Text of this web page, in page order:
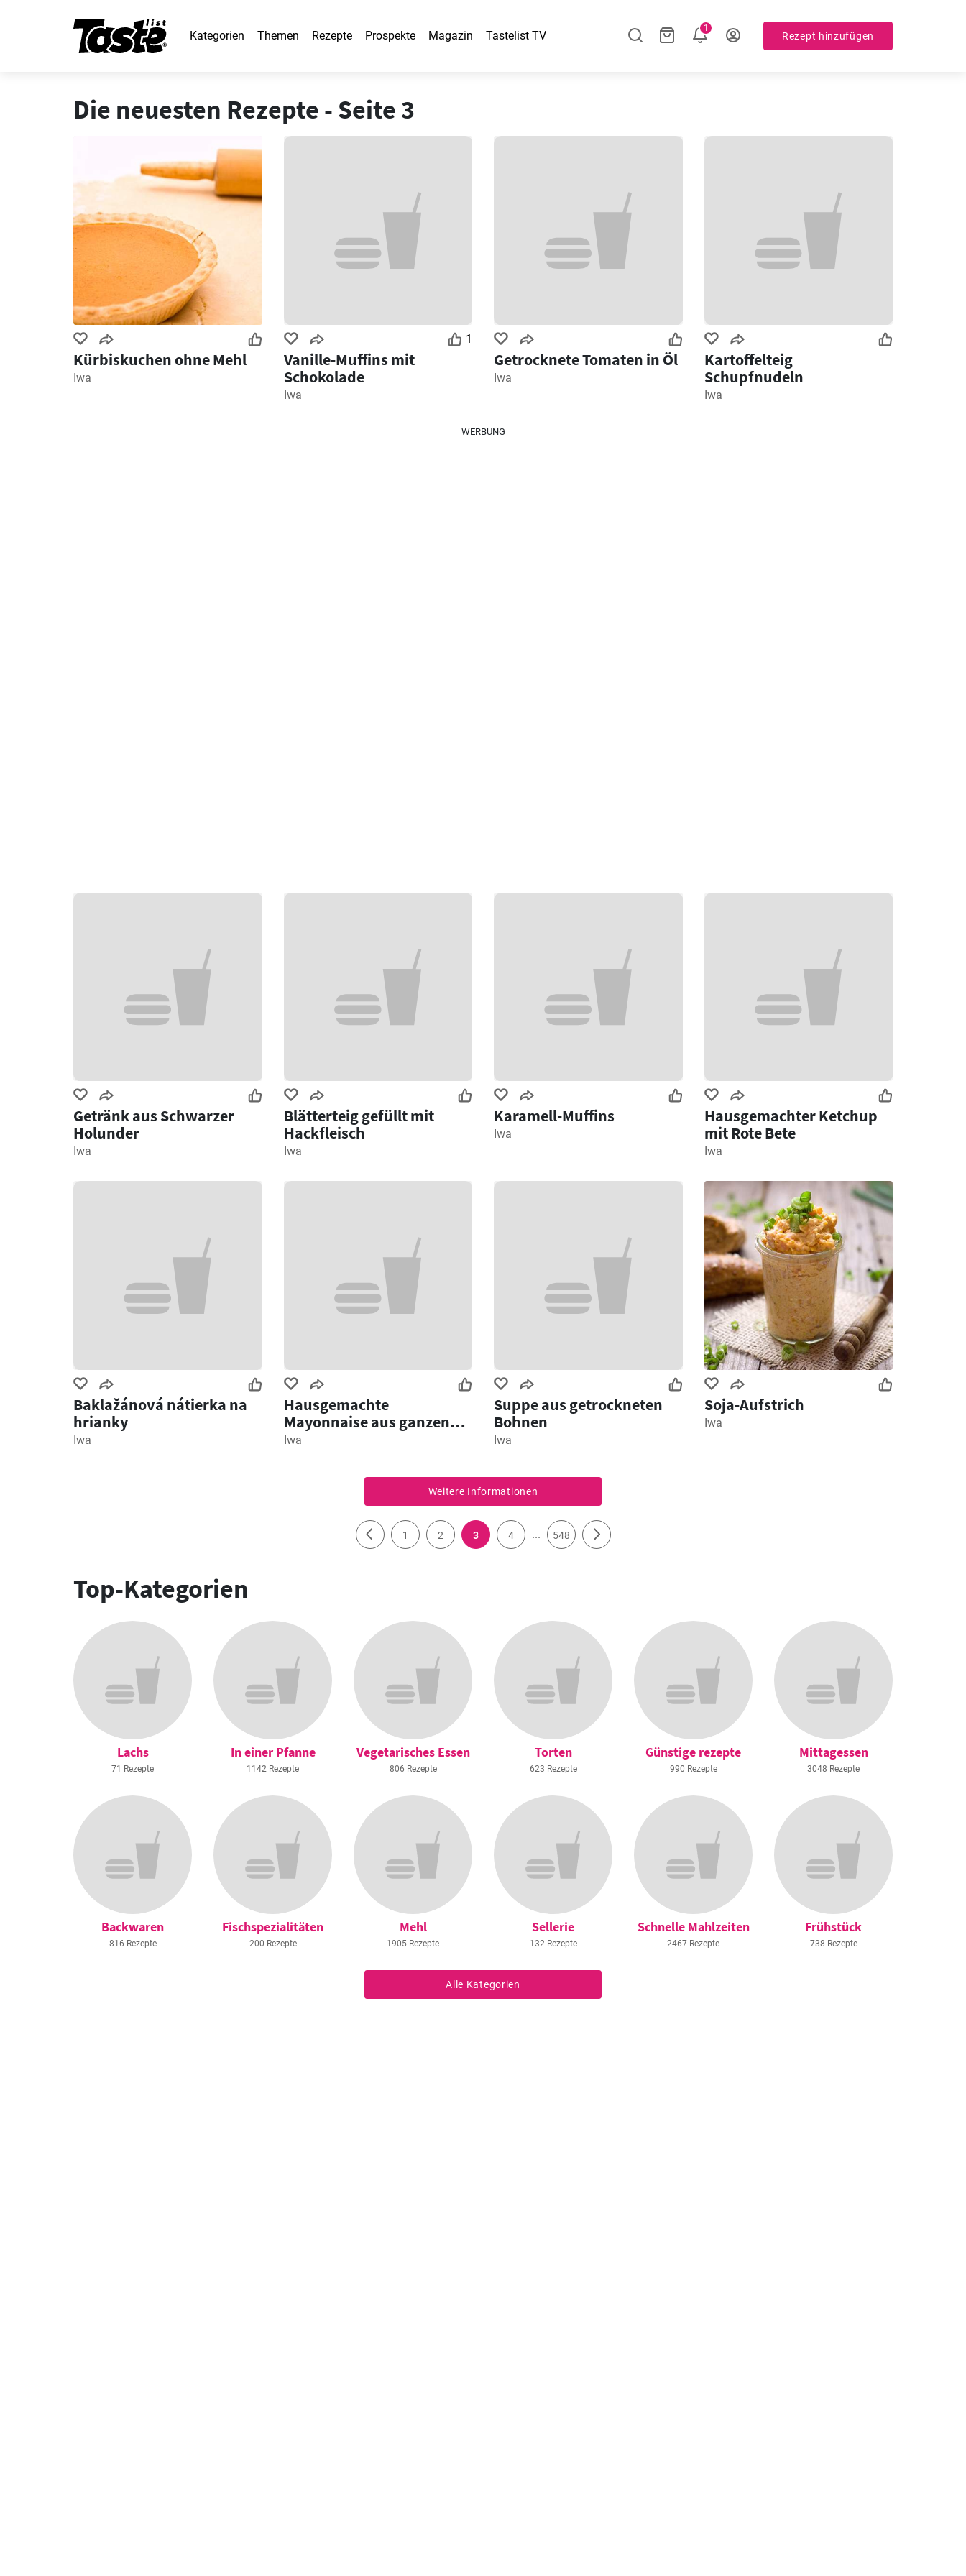
Kategorien Themen Rezepte Prospekte Magazin Tastelist TV
1
Rezept hinzufügen
Die neuesten Rezepte - Seite 3
Kürbiskuchen ohne Mehl
Iwa
1
Vanille-Muffins mit
Schokolade
Iwa
Getrocknete Tomaten in Öl
Iwa
Kartoffelteig
Schupfnudeln
Iwa
WERBUNG
Getränk aus Schwarzer
Holunder
Iwa
Blätterteig gefüllt mit
Hackfleisch
Iwa
Karamell-Muffins
Iwa
Hausgemachter Ketchup
mit Rote Bete
Iwa
Baklažánová nátierka na
hrianky
Iwa
Hausgemachte
Mayonnaise aus ganzen
Eiern
Iwa
Suppe aus getrockneten
Bohnen
Iwa
Soja-Aufstrich
Iwa
Weitere Informationen
1 2 3 4 ... 548
Top-Kategorien
Lachs
71 Rezepte
In einer Pfanne
1142 Rezepte
Vegetarisches Essen
806 Rezepte
Torten
623 Rezepte
Günstige rezepte
990 Rezepte
Mittagessen
3048 Rezepte
Backwaren
816 Rezepte
Fischspezialitäten
200 Rezepte
Mehl
1905 Rezepte
Sellerie
132 Rezepte
Schnelle Mahlzeiten
2467 Rezepte
Frühstück
738 Rezepte
Alle Kategorien